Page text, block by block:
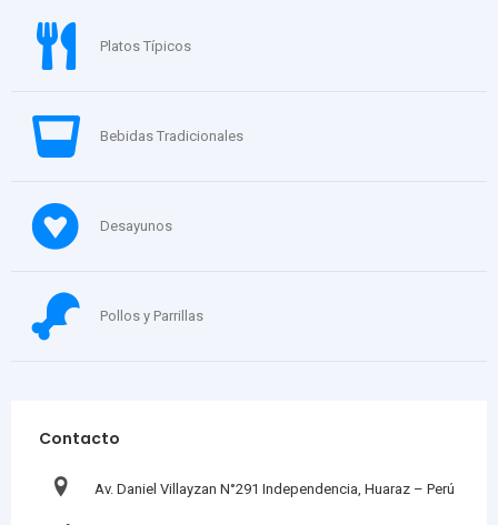
Platos Típicos
Bebidas Tradicionales
Desayunos
Pollos y Parrillas
Contacto
Av. Daniel Villayzan N°291 Independencia, Huaraz – Perú